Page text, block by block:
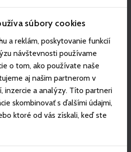
súbory cookies
a reklám, poskytovanie funkcií
návštevnosti používame
o tom, ako používate naše
aj našim partnerom v
inzercie a analýzy. Títo partneri
skombinovať s ďalšími údajmi,
ktoré od vás získali, keď ste
Partner